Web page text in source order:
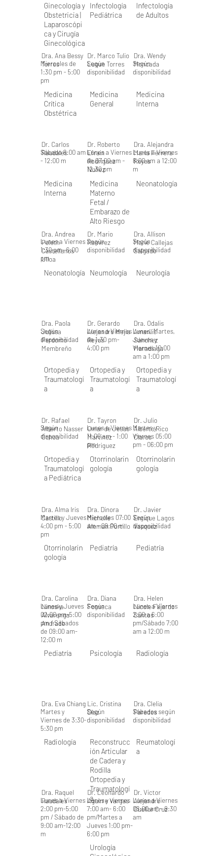
Ginecología y
Obstetricia |
Laparoscópi
ca y Cirugía
Ginecológica
Miercoles de
1:30 pm - 5:00
pm
Dra. Ana Bessy
Torres
Infectología
Pediátrica
Según
disponibilidad
Dr. Marco Tulio
Luque Torres
Infectología
de Adultos
Según
disponibilidad
Dra. Wendy
Moncada
Medicina
Crítica
Obstétrica
Sábado 8:00 am
- 12:00 m
Dr. Carlos
Raudales
Medicina
General
Lunes a Viernes
de 07:00 am -
12:30 pm
Dr. Roberto
Efrain
Rodriguez
Nuñez
Medicina
Interna
Lunes a Viernes
8:00 am a 12:00
m
Dra. Alejandra
María Ferrera
Reyes
Medicina
Interna
Lunes a Viernes
1:30 pm- 6:00
pm
Dra. Andrea
Poleth
Castellanos
Ulloa
Medicina
Materno
Fetal /
Embarazo de
Alto Riesgo
Según
disponibilidad
Dr. Mario
Ramirez
Neonatología
Según
disponibilidad
Dra. Allison
Marie Callejas
Salgado
Neonatología
Según
disponibilidad
Dra. Paola
Julissa
Perdomo
Membreño
Neumología
Lunes a Viernes
de 1:30 pm-
4:00 pm
Dr. Gerardo
Alejandro Mejia
Reyes
Neurología
Lunes, Martes,
Jueves y
Viernes 10:00
am a 1:00 pm
Dra. Odalis
Amarilis
Sánchez
Maradiaga
Ortopedia y
Traumatologí
a
Según
disponibilidad
Dr. Rafael
Alberto Nasser
Ochoa
Ortopedia y
Traumatologí
a
Lunes a Viernes
11:00 am - 1:00
pm
Dr. Tayron
Omar de Jesus
Martinez
Rodriguez
Ortopedia y
Traumatologí
a
Martes y
Viernes 05:00
pm - 06:00 pm
Dr. Julio
Alberto Rico
Claros
Ortopedia y
Traumatologí
a Pediátrica
Martes y Jueves
4:00 pm - 5:00
pm
Dra. Alma Iris
Castillo
Otorrinolarin
gología
Miercoles 07:00
am - 09:00 m
Dra. Dinora
Michelle
Aleman Portillo
Otorrinolarin
gología
Según
disponibilidad
Dr. Javier
Enrique Lagos
Vasquez
Otorrinolarin
gología
Lunes y Jueves
02:00 pm-5:00
pm / Sábados
de 09:00 am-
12:00 m
Dra. Carolina
Ninoska
Alvarenga
Andrade
Pediatría
Según
disponibilidad
Dra. Diana
Fonseca
Pediatría
Lunes a Viernes
2:00 a 6:00
pm/Sábado 7:00
am a 12:00 m
Dra. Helen
Nicole Fajardo
Santos
Pediatría
Martes y
Viernes de 3:30-
5:30 pm
Dra. Eva Chiang
Psicología
Según
disponibilidad
Lic. Cristina
Díaz
Radiología
Sábados según
disponibilidad
Dra. Clelia
Paredes
Radiología
Lunes a Viernes
2:00 pm-5:00
pm / Sábado de
9:00 am-12:00
m
Dra. Raquel
Raudales
Reconstrucc
ión Articular
de Cadera y
Rodilla
Ortopedia y
Traumatologí
a
Lunes y viernes
7:00 am- 6:00
pm/Martes a
Jueves 1:00 pm-
6:00 pm
Dr. Leonardo
Aguirre Vargas
Reumatologí
a
Lunes a Viernes
08:00 am - 8:30
am
Dr. Victor
Alejandro
Cuellar Cruz
Urología